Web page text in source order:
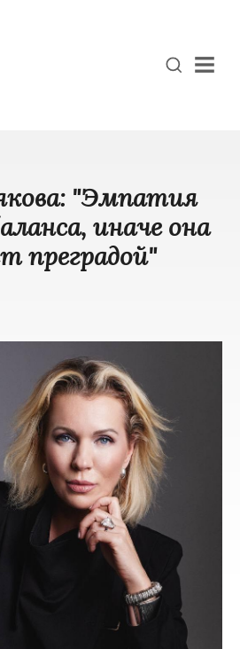
"Эмпатия
иначе она
преградой"